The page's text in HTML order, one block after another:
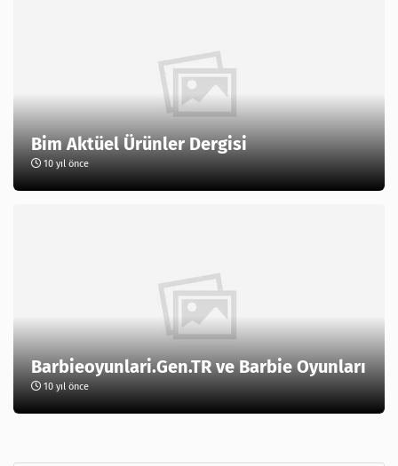
Bim Aktüel Ürünler Dergisi
10 yıl önce
Barbieoyunlari.Gen.TR ve Barbie Oyunları
10 yıl önce